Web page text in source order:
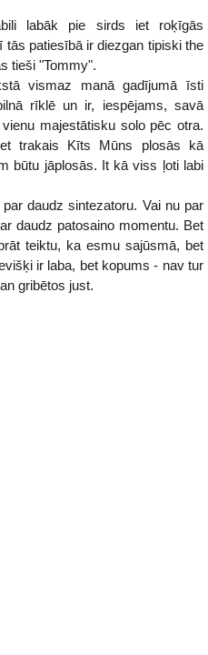
labāk pie sirds iet roķīgās
patiesībā ir diezgan tipiski the
tieši "Tommy".
vismaz manā gadījumā īsti
rīklē un ir, iespējams, savā
majestātisku solo pēc otra.
trakais Kīts Mūns plosās kā
būtu jāplosās. It kā viss ļoti labi
daudz sintezatoru. Vai nu par
daudz patosaino momentu. Bet
teiktu, ka esmu sajūsmā, bet
ir laba, bet kopums - nav tur
gribētos just.